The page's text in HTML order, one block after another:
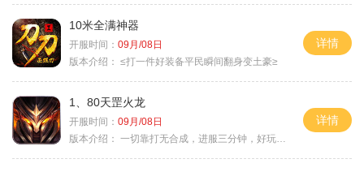
10米全满神器
开服时间： 09月/08日
版本介绍： ≤打一件好装备平民瞬间翻身变土豪≥
详情
1、80天罡火龙
开服时间： 09月/08日
版本介绍： 一切靠打无合成，进服三分钟，好玩一整年。
详情